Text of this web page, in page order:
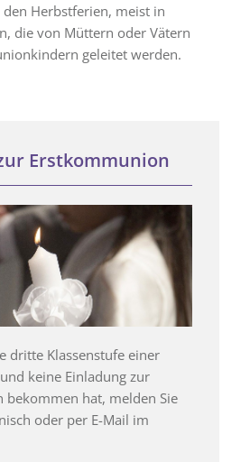
den Herbstferien, meist in
die von Müttern oder Vätern
geleitet werden.
Erstkommunion
dritte Klassenstufe einer
keine Einladung zur
bekommen hat, melden Sie
oder per E-Mail im